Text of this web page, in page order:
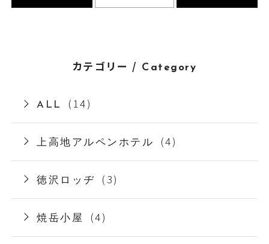
カテゴリー / Category
ALL (14)
上高地アルペンホテル (4)
徳沢ロッヂ (3)
焼岳小屋 (4)